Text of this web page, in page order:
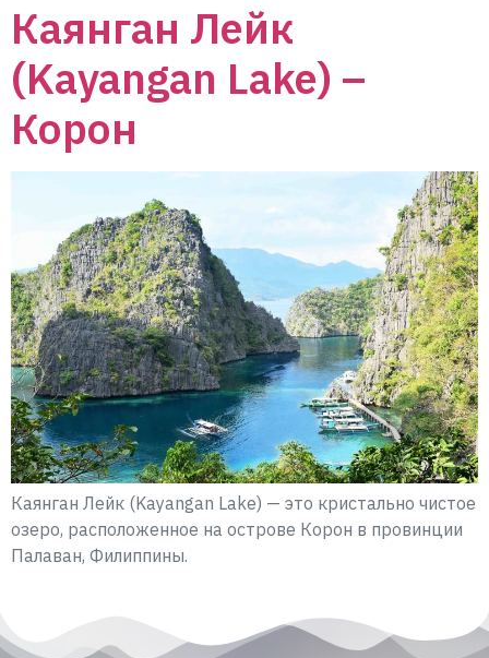
Каянган Лейк
(Kayangan Lake) –
Корон
Каянган Лейк (Kayangan Lake) — это кристально чистое
озеро, расположенное на острове Корон в провинции
Палаван, Филиппины.